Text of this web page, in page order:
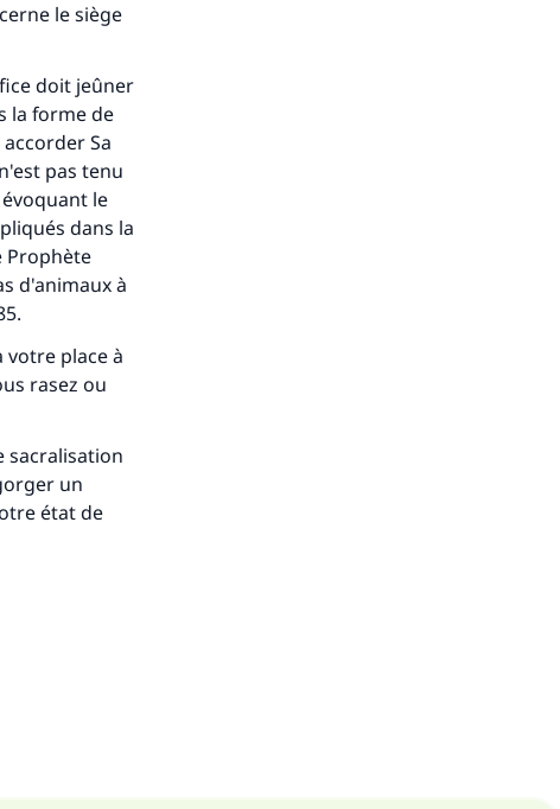
le siège
doit jeûner
la forme de
Sa
pas tenu
le
dans la
Prophète
d'animaux à
votre place à
rasez ou
sacralisation
un
état de